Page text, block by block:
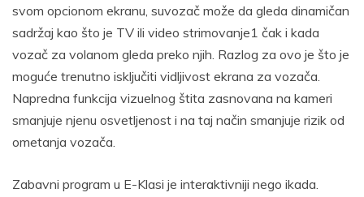
svom opcionom ekranu, suvozač može da gleda dinamičan
sadržaj kao što je TV ili video strimovanje1 čak i kada
vozač za volanom gleda preko njih. Razlog za ovo je što je
moguće trenutno isključiti vidljivost ekrana za vozača.
Napredna funkcija vizuelnog štita zasnovana na kameri
smanjuje njenu osvetljenost i na taj način smanjuje rizik od
ometanja vozača.
Zabavni program u E-Klasi je interaktivniji nego ikada.